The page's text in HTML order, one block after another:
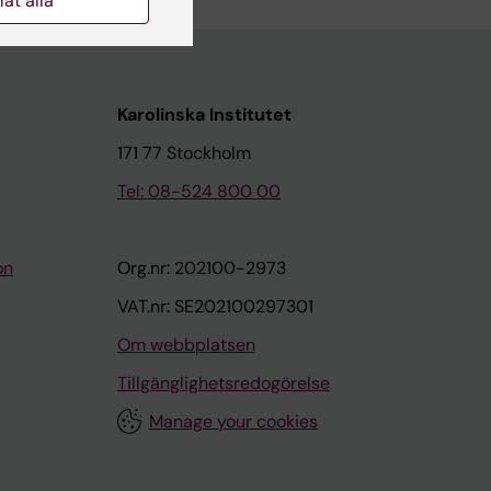
Karolinska Institutet
171 77 Stockholm
Tel: 08-524 800 00
Org.nr: 202100-2973
VAT.nr: SE202100297301
Om webbplatsen
Tillgänglighetsredogörelse
Manage your cookies